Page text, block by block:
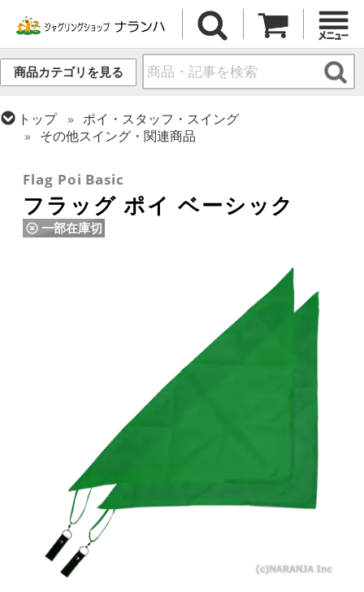
商品カテゴリを見る
トップ
ポイ・スタッフ・スイング
その他スイング・関連商品
Flag Poi Basic
フラッグ ポイ ベーシック
一部在庫切